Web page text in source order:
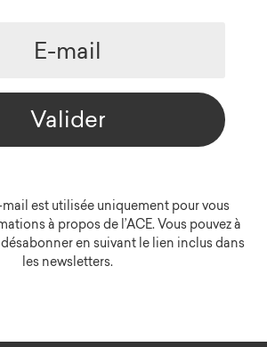
Valider
est utilisée uniquement pour vous
à propos de l’ACE. Vous pouvez à
en suivant le lien inclus dans
les newsletters.